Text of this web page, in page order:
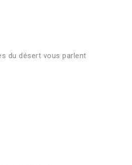
du désert vous parlent